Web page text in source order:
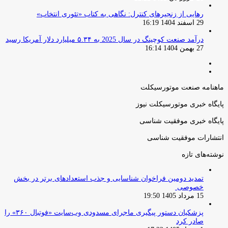
رهایی از زنجیرهای کنترل: نگاهی به کتاب «تئوری انتخاب»
29 اسفند 1404 16:19
درآمد صنعت کوچینگ در سال 2025 به ۵.۳۴ میلیارد دلار آمریکا رسید
27 بهمن 1404 16:14
ماهنامه صنعت موتورسیکلت
پایگاه خبری موتورسیکلت نیوز
پایگاه خبری موفقیت شناسی
انتشارات موفقیت شناسی
نوشته‌های تازه
تمدید دومین فراخوان شناسایی و جذب استعدادهای برتر در بخش
خصوصی
15 مرداد 1405 19:50
پزشکیان دستور پیگیری ماجرای مسدودی وب‌سایت «فوتبال ۳۶۰» را
صادر کرد